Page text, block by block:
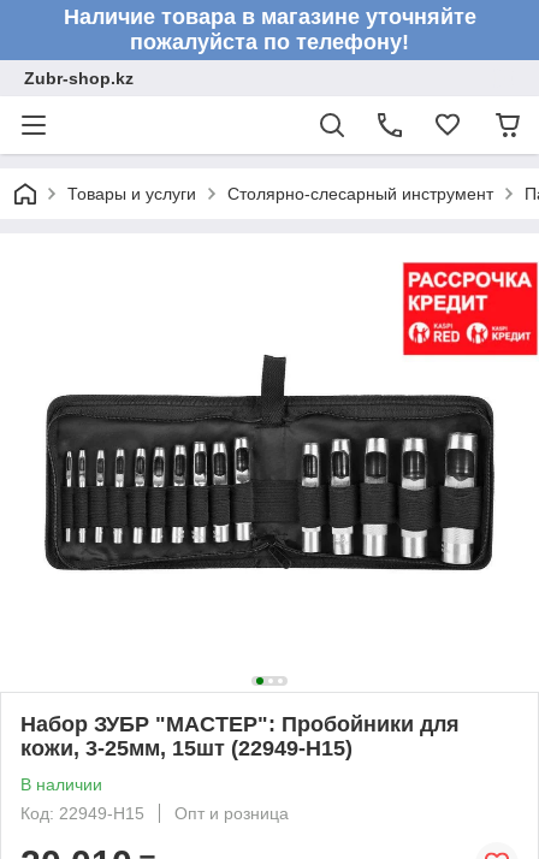
Наличие товара в магазине уточняйте
пожалуйста по телефону!
Zubr-shop.kz
Товары и услуги Столярно-слесарный инструмент
Набор ЗУБР "МАСТЕР": Пробойники для
кожи, 3-25мм, 15шт (22949-H15)
В наличии
Код: 22949-H15
Опт и розница